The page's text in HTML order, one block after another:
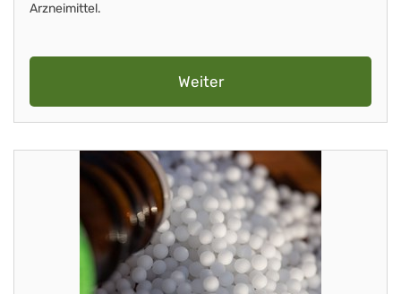
Arzneimittel.
Weiter